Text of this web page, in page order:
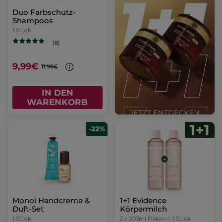
Duo Farbschutz-
Shampoos
1 Stück
(8)
9,99€ 11,98€
IN DEN
WARENKORB
-22%
Monoi Handcreme &
Duft-Set
1 Stück
1+1 Evidence
Körpermilch
2 x 200ml Flakon = 1 Stück